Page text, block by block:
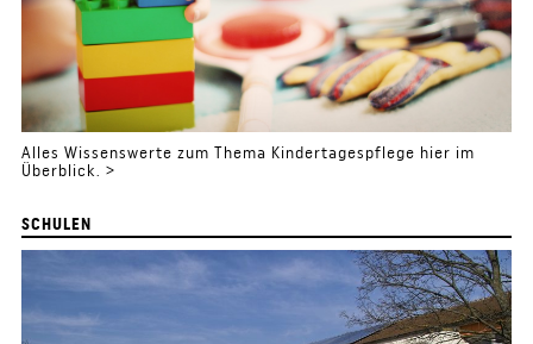
Alles Wissenswerte zum Thema Kindertagespflege hier im
Überblick. >
SCHULEN